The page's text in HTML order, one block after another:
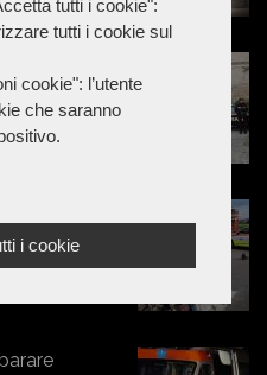
tutti i cookie":
tutti i cookie sul
cookie": l’utente
che saranno
i cookie
tre